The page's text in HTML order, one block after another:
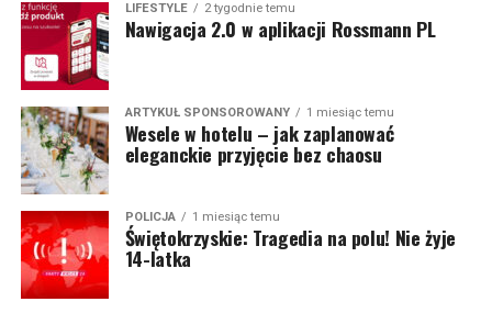
LIFESTYLE 2 tygodnie temu
Nawigacja 2.0 w aplikacji Rossmann PL
ARTYKUŁ SPONSOROWANY 1 miesiąc temu
Wesele w hotelu – jak zaplanować
eleganckie przyjęcie bez chaosu
POLICJA 1 miesiąc temu
Świętokrzyskie: Tragedia na polu! Nie żyje
14-latka